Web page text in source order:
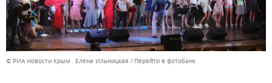
© РИА Новости Крым . Елена Ильницкая Перейти в фотобанк